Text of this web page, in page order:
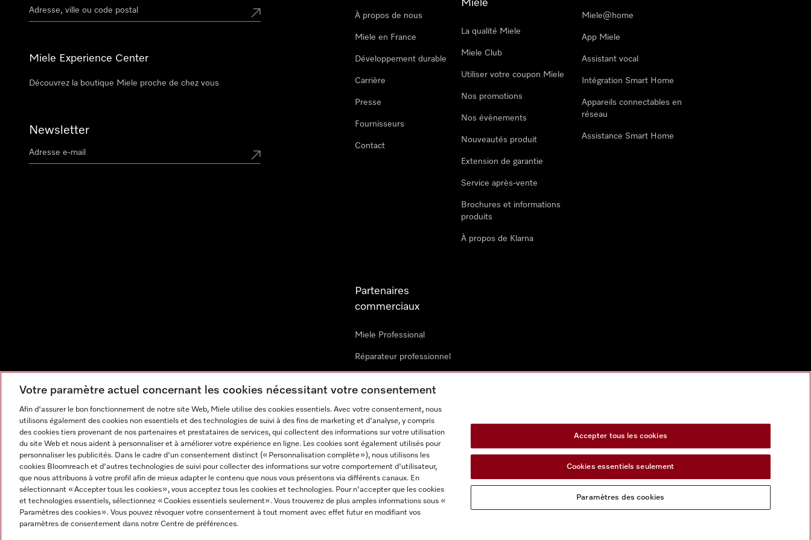
Miele Experience Center
Découvrez la boutique Miele proche de chez vous
Newsletter
À propos de nous
Miele en France
Développement durable
Carrière
Presse
Fournisseurs
Contact
Miele
La qualité Miele
Miele Club
Utiliser votre coupon Miele
Nos promotions
Nos évènements
Nouveautés produit
Extension de garantie
Service après-vente
Brochures et informations
produits
À propos de Klarna
Miele@home
App Miele
Assistant vocal
Intégration Smart Home
Appareils connectables en
réseau
Assistance Smart Home
Partenaires
commerciaux
Miele Professional
Réparateur professionnel
Revendeurs
Mentions légales CGV Protection des données Conditions d'utilisation Déclaration d'accessibilité
Paramètres des cookies
Votre paramètre actuel concernant les cookies nécessitant votre consentement
Afin d'assurer le bon fonctionnement de notre site Web, Miele utilise des cookies essentiels. Avec votre consentement, nous
utilisons également des cookies non essentiels et des technologies de suivi à des fins de marketing et d'analyse, y compris
des cookies tiers provenant de nos partenaires et prestataires de services, qui collectent des informations sur votre utilisation
du site Web et nous aident à personnaliser et à améliorer votre expérience en ligne. Les cookies sont également utilisés pour
personnaliser les publicités. Dans le cadre d'un consentement distinct (« Personnalisation complète »), nous utilisons les
cookies Bloomreach et d'autres technologies de suivi pour collecter des informations sur votre comportement d'utilisateur,
que nous attribuons à votre profil afin de mieux adapter le contenu que nous vous présentons via différents canaux. En
sélectionnant « Accepter tous les cookies », vous acceptez tous les cookies et technologies. Pour n'accepter que les cookies
et technologies essentiels, sélectionnez « Cookies essentiels seulement». Vous trouverez de plus amples informations sous «
Paramètres des cookies ». Vous pouvez révoquer votre consentement à tout moment avec effet futur en modifiant vos
paramètres de consentement dans notre Centre de préférences.
Accepter tous les cookies
Cookies essentiels seulement
Paramètres des cookies